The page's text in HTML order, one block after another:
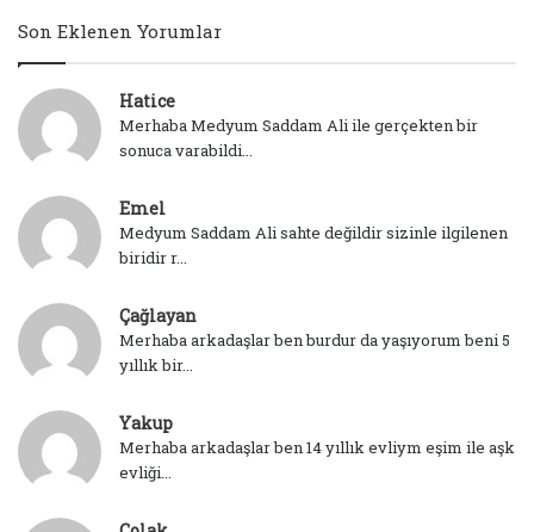
Son Eklenen Yorumlar
Hatice
Merhaba Medyum Saddam Ali ile gerçekten bir
sonuca varabildi...
Emel
Medyum Saddam Ali sahte değildir sizinle ilgilenen
biridir r...
Çağlayan
Merhaba arkadaşlar ben burdur da yaşıyorum beni 5
yıllık bir...
Yakup
Merhaba arkadaşlar ben 14 yıllık evliym eşim ile aşk
evliği...